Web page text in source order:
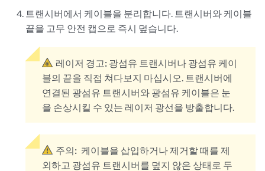
트랜시버에서 케이블을 분리합니다. 트랜시버와 케이블
끝을 고무 안전 캡으로 즉시 덮습니다.
레이저 경고: 광섬유 트랜시버나 광섬유 케이
블의 끝을 직접 쳐다보지 마십시오. 트랜시버에
연결된 광섬유 트랜시버와 광섬유 케이블은 눈
을 손상시킬 수 있는 레이저 광선을 방출합니다.
주의: 케이블을 삽입하거나 제거할 때를 제
외하고 광섬유 트랜시버를 덮지 않은 상태로 두